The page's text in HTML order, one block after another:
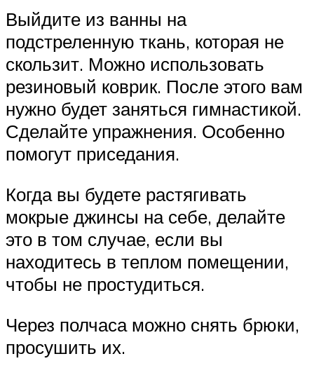
Выйдите из ванны на
подстреленную ткань, которая не
скользит. Можно использовать
резиновый коврик. После этого вам
нужно будет заняться гимнастикой.
Сделайте упражнения. Особенно
помогут приседания.
Когда вы будете растягивать
мокрые джинсы на себе, делайте
это в том случае, если вы
находитесь в теплом помещении,
чтобы не простудиться.
Через полчаса можно снять брюки,
просушить их.